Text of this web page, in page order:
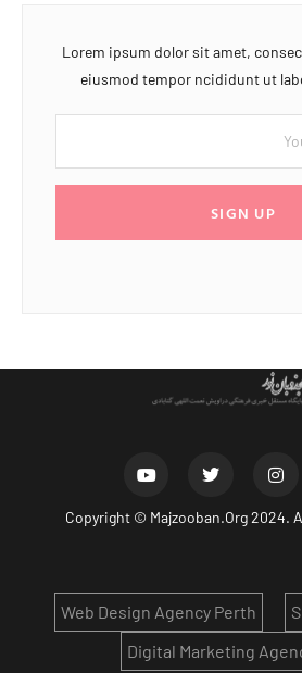
Lorem ipsum dolor sit amet,
eiusmod tempor ncididunt ut
SIGN UP
Copyright © Majzooban.Org2024.
Web Design Agency Perth
Digital Marketing